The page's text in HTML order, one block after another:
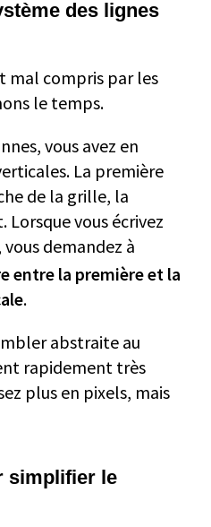
des lignes
mal compris par les
le temps.
vous avez en
La première
de la grille, la
vous écrivez
vous demandez à
entre la première et la
.
abstraite au
rapidement très
plus en pixels, mais
simplifier le